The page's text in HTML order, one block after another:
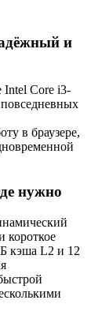
и
Intel Core i3-
в браузере,
нужно
короткое
кэша L2 и 12